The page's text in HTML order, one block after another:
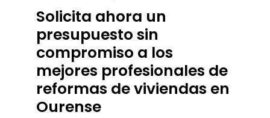
Solicita ahora un
presupuesto sin
compromiso a los
mejores profesionales de
reformas de viviendas en
Ourense